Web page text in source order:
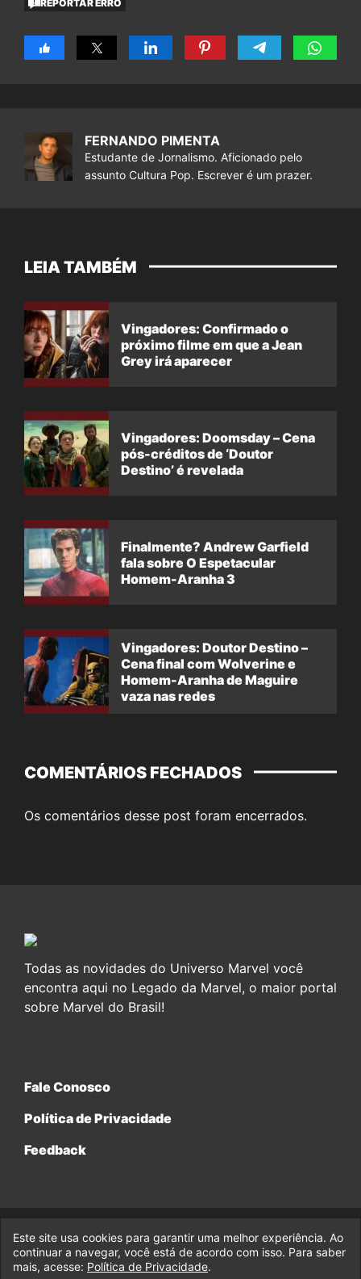
REPORTAR ERRO
FERNANDO PIMENTA
Estudante de Jornalismo. Aficionado pelo
assunto Cultura Pop. Escrever é um prazer.
LEIA TAMBÉM
Vingadores: Confirmado o
próximo filme em que a Jean
Grey irá aparecer
Vingadores: Doomsday – Cena
pós-créditos de ‘Doutor
Destino’ é revelada
Finalmente? Andrew Garfield
fala sobre O Espetacular
Homem-Aranha 3
Vingadores: Doutor Destino –
Cena final com Wolverine e
Homem-Aranha de Maguire
vaza nas redes
COMENTÁRIOS FECHADOS
Os comentários desse post foram encerrados.
Todas as novidades do Universo Marvel você
encontra aqui no Legado da Marvel, o maior portal
sobre Marvel do Brasil!
Fale Conosco
Política de Privacidade
Feedback
© 2017-2026 Legado da Marvel, uma empresa da Legado
Enterprises.
Este site usa cookies para garantir uma melhor experiência. Ao
continuar a navegar, você está de acordo com isso. Para saber
mais, acesse: Política de Privacidade.